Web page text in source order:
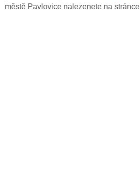
městě Pavlovice nalezenete na stránce